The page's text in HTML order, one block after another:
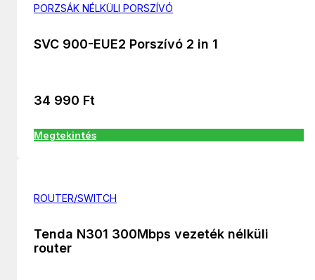
PORZSÁK NÉLKÜLI PORSZÍVÓ
SVC 900-EUE2 Porszívó 2 in 1
34 990 Ft
Megtekintés
ROUTER/SWITCH
Tenda N301 300Mbps vezeték nélküli
router